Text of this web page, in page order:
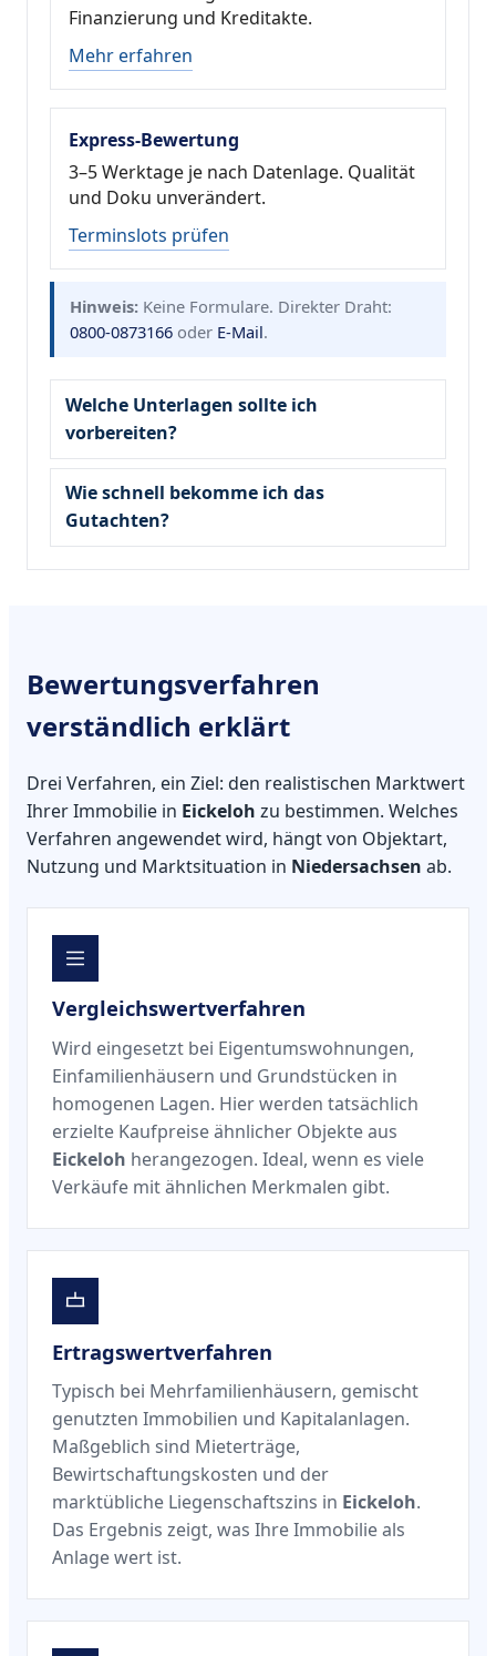
Finanzierung und Kreditakte.
Mehr erfahren
Express-Bewertung
3–5 Werktage je nach Datenlage. Qualität
und Doku unverändert.
Terminslots prüfen
Hinweis: Keine Formulare. Direkter Draht:
0800-0873166 oder E-Mail.
Welche Unterlagen sollte ich
vorbereiten?
Wie schnell bekomme ich das
Gutachten?
Bewertungsverfahren
verständlich erklärt
Drei Verfahren, ein Ziel: den realistischen Marktwert
Ihrer Immobilie in Eickeloh zu bestimmen. Welches
Verfahren angewendet wird, hängt von Objektart,
Nutzung und Marktsituation in Niedersachsen ab.
Vergleichswertverfahren
Wird eingesetzt bei Eigentumswohnungen,
Einfamilienhäusern und Grundstücken in
homogenen Lagen. Hier werden tatsächlich
erzielte Kaufpreise ähnlicher Objekte aus
Eickeloh herangezogen. Ideal, wenn es viele
Verkäufe mit ähnlichen Merkmalen gibt.
Ertragswertverfahren
Typisch bei Mehrfamilienhäusern, gemischt
genutzten Immobilien und Kapitalanlagen.
Maßgeblich sind Mieterträge,
Bewirtschaftungskosten und der
marktübliche Liegenschaftszins in Eickeloh.
Das Ergebnis zeigt, was Ihre Immobilie als
Anlage wert ist.